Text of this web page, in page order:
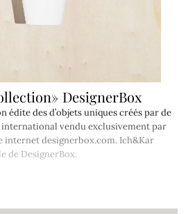
DesignerBox
des d’objets uniques créés par de
international vendu exclusivement par
internet designerbox.com. Ich&Kar
de DesignerBox.